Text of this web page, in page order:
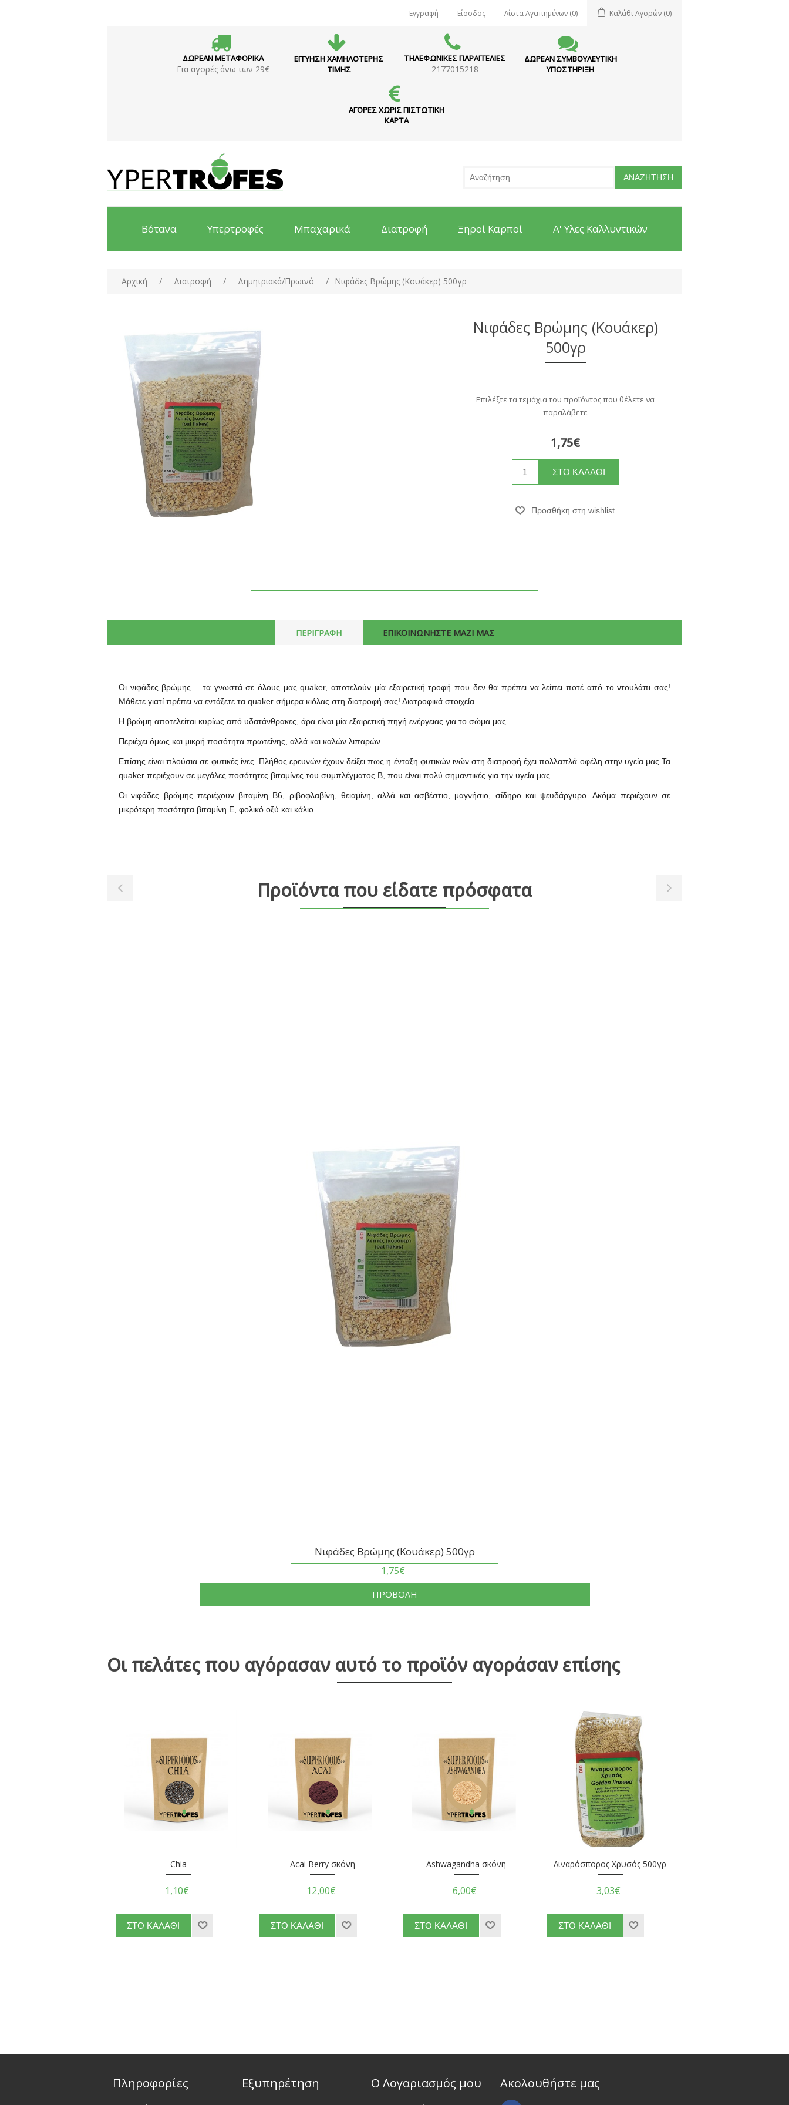
Εγγραφή Είσοδος Λίστα Αγαπημένων (0) Καλάθι Αγορών (0)
ΔΩΡΕΑΝ ΜΕΤΑΦΟΡΙΚΑ
Για αγορές άνω των 29€
ΕΓΓΥΗΣΗ ΧΑΜΗΛΟΤΕΡΗΣ
ΤΙΜΗΣ
ΤΗΛΕΦΩΝΙΚΕΣ ΠΑΡΑΓΓΕΛΙΕΣ
2177015218
ΔΩΡΕΑΝ ΣΥΜΒΟΥΛΕΥΤΙΚΗ
ΥΠΟΣΤΗΡΙΞΗ
ΑΓΟΡΕΣ ΧΩΡΙΣ ΠΙΣΤΩΤΙΚΗ
ΚΑΡΤΑ
Βότανα Υπερτροφές Μπαχαρικά Διατροφή Ξηροί Καρποί Α' Υλες Καλλυντικών
Αρχική / Διατροφή / Δημητριακά/Πρωινό / Νιφάδες Βρώμης (Κουάκερ) 500γρ
Νιφάδες Βρώμης (Κουάκερ)
500γρ
Επιλέξτε τα τεμάχια του προϊόντος που θέλετε να
παραλάβετε
1,75€
ΠΕΡΙΓΡΑΦΗ ΕΠΙΚΟΙΝΩΝΗΣΤΕ ΜΑΖΙ ΜΑΣ
Οι νιφάδες βρώμης – τα γνωστά σε όλους μας quaker, αποτελούν μία εξαιρετική τροφή που δεν θα πρέπει να λείπει ποτέ από το ντουλάπι σας!
Μάθετε γιατί πρέπει να εντάξετε τα quaker σήμερα κιόλας στη διατροφή σας! Διατροφικά στοιχεία
Η βρώμη αποτελείται κυρίως από υδατάνθρακες, άρα είναι μία εξαιρετική πηγή ενέργειας για το σώμα μας.
Περιέχει όμως και μικρή ποσότητα πρωτεΐνης, αλλά και καλών λιπαρών.
Επίσης είναι πλούσια σε φυτικές ίνες. Πλήθος ερευνών έχουν δείξει πως η ένταξη φυτικών ινών στη διατροφή έχει πολλαπλά οφέλη στην υγεία μας.Τα
quaker περιέχουν σε μεγάλες ποσότητες βιταμίνες του συμπλέγματος Β, που είναι πολύ σημαντικές για την υγεία μας.
Οι νιφάδες βρώμης περιέχουν βιταμίνη Β6, ριβοφλαβίνη, θειαμίνη, αλλά και ασβέστιο, μαγνήσιο, σίδηρο και ψευδάργυρο. Ακόμα περιέχουν σε
μικρότερη ποσότητα βιταμίνη Ε, φολικό οξύ και κάλιο.
Προϊόντα που είδατε πρόσφατα
Νιφάδες Βρώμης (Κουάκερ) 500γρ
1,75€
ΠΡΟΒΟΛΗ
Οι πελάτες που αγόρασαν αυτό το προϊόν αγοράσαν επίσης
Chia
1,10€
Acai Berry σκόνη
12,00€
Ashwagandha σκόνη
6,00€
Λιναρόσπορος Χρυσός 500γρ
3,03€
Πληροφορίες Εξυπηρέτηση Ο Λογαριασμός μου Ακολουθήστε μας